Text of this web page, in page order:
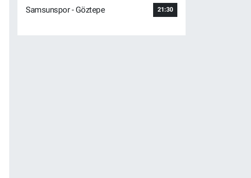
Samsunspor - Göztepe
21:30